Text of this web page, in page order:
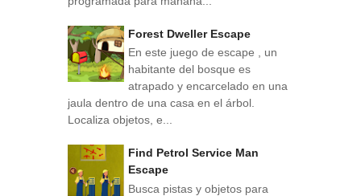
Forest Dweller Escape
En este juego de escape , un
habitante del bosque es
atrapado y encarcelado en una
jaula dentro de una casa en el árbol.
Localiza objetos, e...
Find Petrol Service Man
Escape
Busca pistas y objetos para